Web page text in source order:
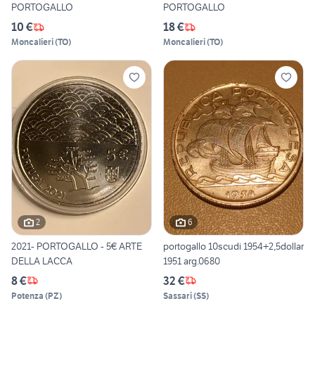
PORTOGALLO
10 €
Moncalieri(TO)
PORTOGALLO
18 €
Moncalieri(TO)
2
2021- PORTOGALLO - 5€ ARTE
DELLA LACCA
8 €
Potenza (PZ)
6
portogallo 10scudi 1954+2,5dollar
1951 arg.0680
32 €
Sassari(SS)